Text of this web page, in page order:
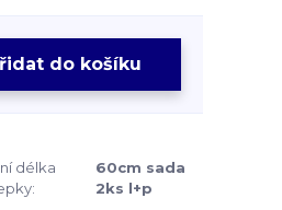
do košíku
délka
60cm sada
2ks l+p